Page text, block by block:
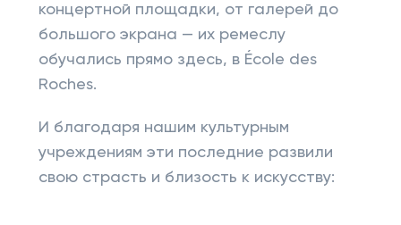
концертной площадки, от галерей до
большого экрана — их ремеслу
обучались прямо здесь, в École des
Roches.
И благодаря нашим культурным
учреждениям эти последние развили
свою страсть и близость к искусству: